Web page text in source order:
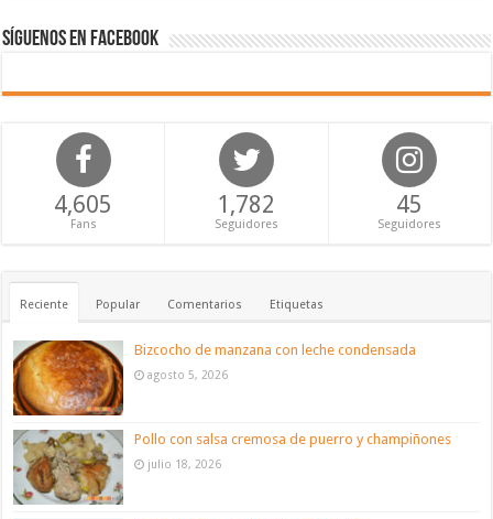
Síguenos en Facebook
4,605
Fans
1,782
Seguidores
45
Seguidores
Reciente Popular Comentarios Etiquetas
Bizcocho de manzana con leche condensada
agosto 5, 2026
Pollo con salsa cremosa de puerro y champiñones
julio 18, 2026